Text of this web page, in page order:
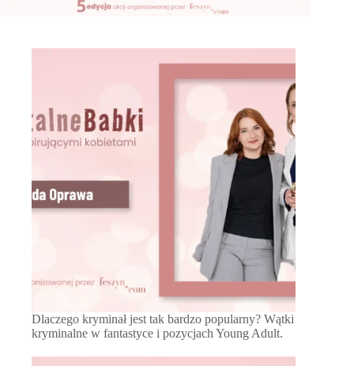
Dlaczego kryminał jest tak bardzo popularny? Wątki
kryminalne w fantastyce i pozycjach Young Adult.